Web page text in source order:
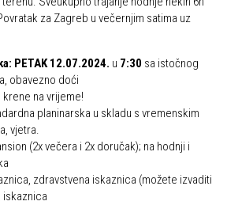
za Zagreb u večernjim satima uz
PETAK 12.07.2024. u 7:30 sa istočnog
obavezno doći
krene na vrijeme!
planinarska u skladu s vremenskim
vjetra.
(2x večera i 2x doručak); na hodnji i
zdravstvena iskaznica (možete izvaditi
iskaznica